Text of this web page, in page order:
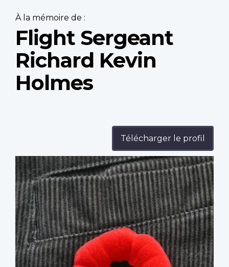
À la mémoire de :
Flight Sergeant
Richard Kevin
Holmes
Télécharger le profil
Profile
image